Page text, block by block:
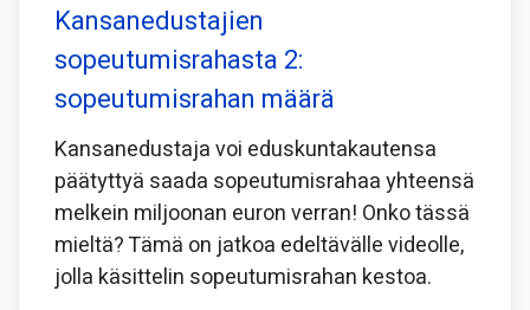
Kansanedustajien
sopeutumisrahasta 2:
sopeutumisrahan määrä
Kansanedustaja voi eduskuntakautensa
päätyttyä saada sopeutumisrahaa yhteensä
melkein miljoonan euron verran! Onko tässä
mieltä? Tämä on jatkoa edeltävälle videolle,
jolla käsittelin sopeutumisrahan kestoa.